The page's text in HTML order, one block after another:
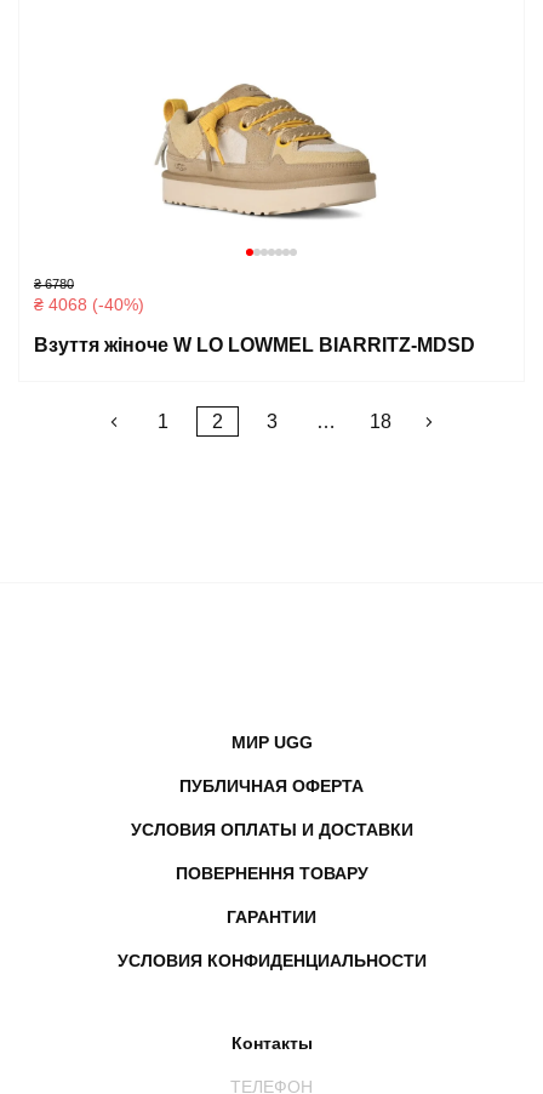
₴ 6780
₴ 4068 (-40%)
Взуття жіноче W LO LOWMEL BIARRITZ-MDSD
Пагинация
1 2 3 … 18
МИР UGG
ПУБЛИЧНАЯ ОФЕРТА
УСЛОВИЯ ОПЛАТЫ И ДОСТАВКИ
ПОВЕРНЕННЯ ТОВАРУ
ГАРАНТИИ
УСЛОВИЯ КОНФИДЕНЦИАЛЬНОСТИ
Контакты
ТЕЛЕФОН